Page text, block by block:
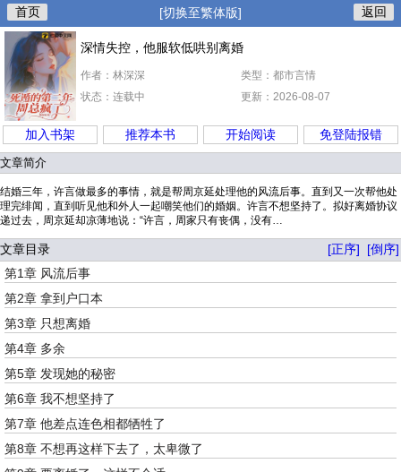
首页 [切换至繁体版] 返回
深情失控，他服软低哄别离婚
作者：林深深
类型：都市言情
状态：连载中
更新：2026-08-07
加入书架 推荐本书 开始阅读 免登陆报错
文章简介
结婚三年，许言做最多的事情，就是帮周京延处理他的风流后事。直到又一次帮他处
理完绯闻，直到听见他和外人一起嘲笑他们的婚姻。许言不想坚持了。拟好离婚协议
递过去，周京延却凉薄地说：“许言，周家只有丧偶，没有…
文章目录 [正序]
[倒序]
第1章 风流后事
第2章 拿到户口本
第3章 只想离婚
第4章 多余
第5章 发现她的秘密
第6章 我不想坚持了
第7章 他差点连色相都牺牲了
第8章 不想再这样下去了，太卑微了